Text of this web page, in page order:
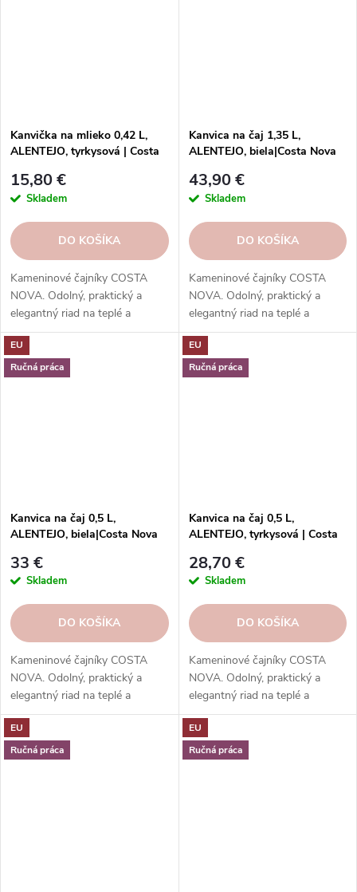
Kanvička na mlieko 0,42 L,
ALENTEJO, tyrkysová | Costa
15,80 €
Skladem
DO KOŠÍKA
Kameninové čajníky COSTA
NOVA. Odolný, praktický a
elegantný riad na teplé a
studené nápoje.
Kanvica na čaj 1,35 L,
ALENTEJO, biela|Costa Nova
43,90 €
Skladem
DO KOŠÍKA
Kameninové čajníky COSTA
NOVA. Odolný, praktický a
elegantný riad na teplé a
studené nápoje.
EU
Ručná práca
Kanvica na čaj 0,5 L,
ALENTEJO, biela|Costa Nova
33 €
Skladem
DO KOŠÍKA
Kameninové čajníky COSTA
NOVA. Odolný, praktický a
elegantný riad na teplé a
studené nápoje.
EU
Ručná práca
Kanvica na čaj 0,5 L,
ALENTEJO, tyrkysová | Costa
28,70 €
Skladem
DO KOŠÍKA
Kameninové čajníky COSTA
NOVA. Odolný, praktický a
elegantný riad na teplé a
studené nápoje.
EU
Ručná práca
EU
Ručná práca